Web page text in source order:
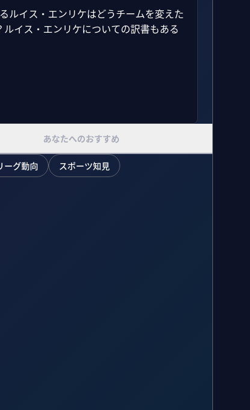
ルイス・エンリケはどうチームを変えた
イス・エンリケについての訳書もある
あなたへのおすすめ
ーグ動向 スポーツ知見